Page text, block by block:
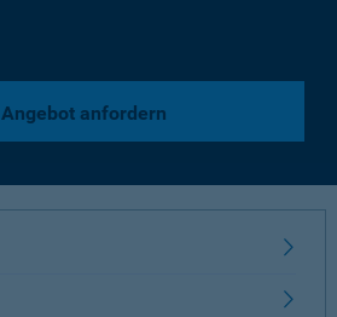
Angebot anfordern